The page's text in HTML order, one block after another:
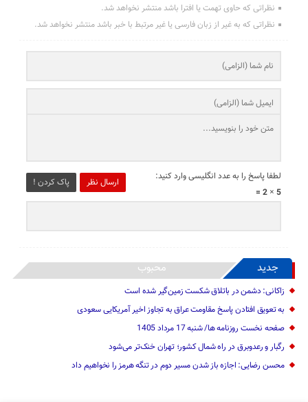
نظراتی که حاوی تهمت یا افترا باشد منتشر نخواهد شد.
نظراتی که به غیر از زبان فارسی یا غیر مرتبط با خبر باشد منتشر نخواهد شد.
ارسال نظر پاک کردن !
لطفا پاسخ را به عدد انگلیسی وارد کنید:
5 × 2 =
جدید محبوب
زاکانی: دشمن در باتلاق شکست زمین‌گیر شده است
به تعویق افتادن پاسخ مقاومت عراق به تجاوز اخیر آمریکایی سعودی
صفحه نخست روزنامه ها/ شنبه 17 مرداد 1405
رگبار و رعدوبرق در راه شمال کشور؛ تهران خنک‌تر می‌شود
محسن رضایی: اجازه باز شدن مسیر دوم در تنگه هرمز را نخواهیم داد